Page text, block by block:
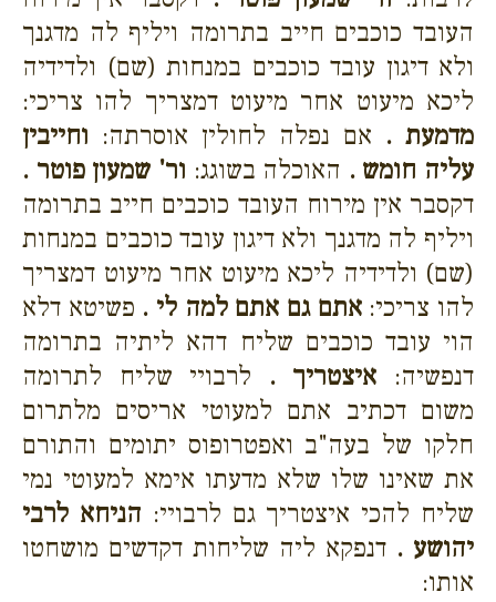
העובד כוכבים חייב בתרומה ויליף לה מדגנך
ולא דיגון עובד כוכבים במנחות (שם) ולדידיה
ליכא מיעוט אחר מיעוט דמצריך להו צריכי:
מדמעת . אם נפלה לחולין אוסרתה: וחייבין
עליה חומש . האוכלה בשוגג: ור' שמעון פוטר .
דקסבר אין מירוח העובד כוכבים חייב בתרומה
ויליף לה מדגנך ולא דיגון עובד כוכבים במנחות
(שם) ולדידיה ליכא מיעוט אחר מיעוט דמצריך
להו צריכי:אתם גם אתם למה לי . פשיטא דלא
הוי עובד כוכבים שליח דהא ליתיה בתרומה
דנפשיה: איצטריך . לרבויי שליח לתרומה
משום דכתיב אתם למעוטי אריסים מלתרום
חלקו של בעה"ב ואפטרופוס יתומים והתורם
את שאינו שלו שלא מדעתו אימא למעוטי נמי
שליח להכי איצטריך גם לרבויי: הניחא לרבי
יהושע . דנפקא ליה שליחות דקדשים מושחטו
אותו: